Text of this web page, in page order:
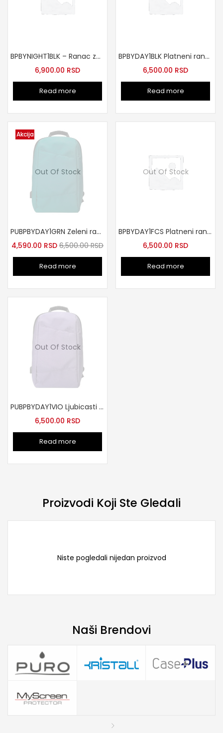
BPBYNIGHT1BLK – Ranac za laptop do 15.6″ crni
6,900.00 RSD
Read more
BPBYDAY1BLK Platneni ranac
6,500.00 RSD
Read more
Akcija
Out Of Stock
PUBPBYDAY1GRN Zeleni ranac za laptop
4,590.00 RSD 6,500.00RSD
Read more
Out Of Stock
BPBYDAY1FCS Platneni ranac ciklama
6,500.00 RSD
Read more
Out Of Stock
PUBPBYDAY1VIO Ljubicasti ranac za laptop
6,500.00 RSD
Read more
Proizvodi Koji Ste Gledali
Niste pogledali nijedan proizvod
Naši Brendovi